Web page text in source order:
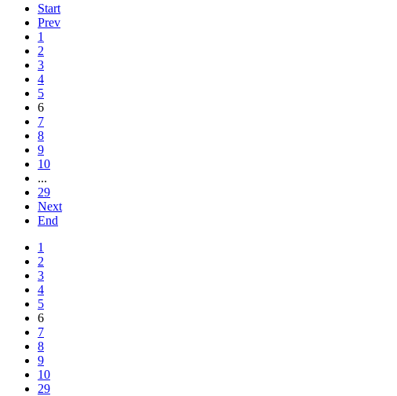
Start
Prev
1
2
3
4
5
6
7
8
9
10
...
29
Next
End
1
2
3
4
5
6
7
8
9
10
29